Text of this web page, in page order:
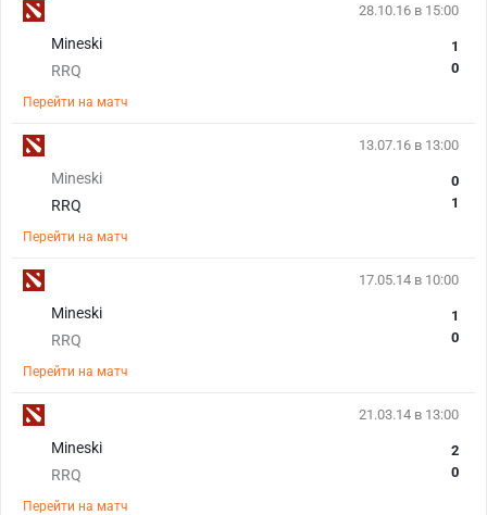
28.10.16 в 15:00
Mineski
RRQ
1
0
Перейти на матч
13.07.16 в 13:00
Mineski
RRQ
0
1
Перейти на матч
17.05.14 в 10:00
Mineski
RRQ
1
0
Перейти на матч
21.03.14 в 13:00
Mineski
RRQ
2
0
Перейти на матч